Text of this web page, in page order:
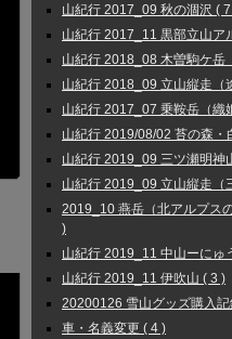
山紀行 2017_09 秋の涸沢 (
山紀行 2017_11 黒部立山ア
山紀行 2018_08 木曽駒ケ岳
山紀行 2018_09 立山縦走（
山紀行 2017_07 乗鞍岳（織
山紀行 2019/08/02 苔の森・
山紀行 2019_09 三ツ瀬明神
山紀行 2019_09 立山縦走（
2019_10 燕岳（北アルプス
)
山紀行 2019_11 中山ーにゅ
山紀行 2019_11 伊吹山 ( 3 )
20200126 雪山グッズ購入記
車・名義変更 ( 4 )